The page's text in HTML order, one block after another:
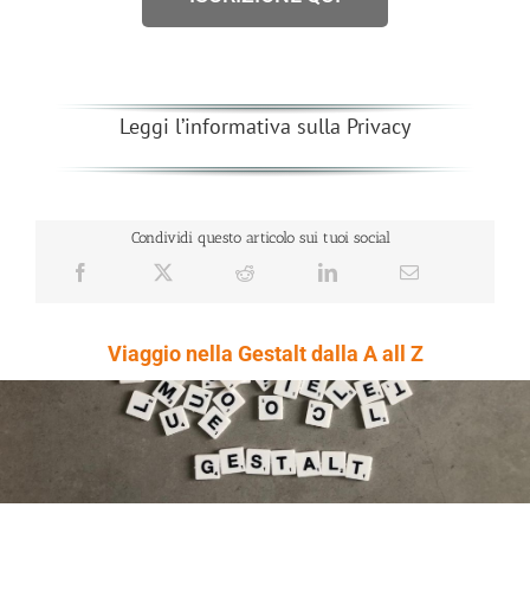
Leggi l’informativa sulla Privacy
Condividi questo articolo sui tuoi social
Viaggio nella Gestalt dalla A all Z